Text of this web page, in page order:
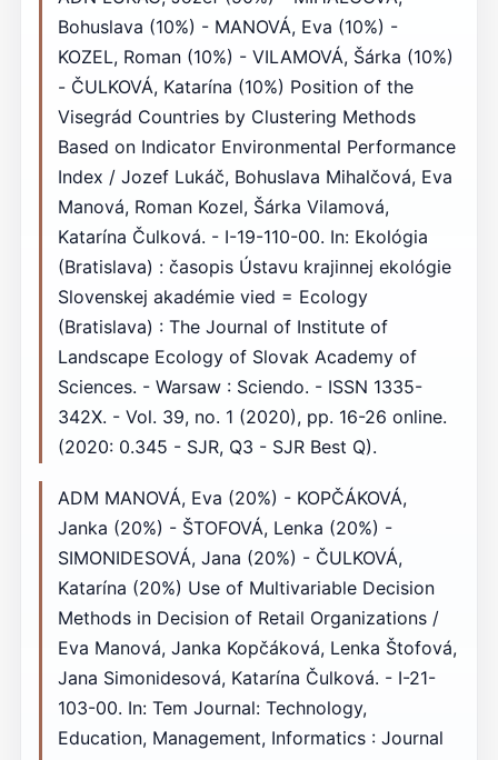
Bohuslava (10%) - MANOVÁ, Eva (10%) -
KOZEL, Roman (10%) - VILAMOVÁ, Šárka (10%)
- ČULKOVÁ, Katarína (10%) Position of the
Visegrád Countries by Clustering Methods
Based on Indicator Environmental Performance
Index / Jozef Lukáč, Bohuslava Mihalčová, Eva
Manová, Roman Kozel, Šárka Vilamová,
Katarína Čulková. - I-19-110-00. In: Ekológia
(Bratislava) : časopis Ústavu krajinnej ekológie
Slovenskej akadémie vied = Ecology
(Bratislava) : The Journal of Institute of
Landscape Ecology of Slovak Academy of
Sciences. - Warsaw : Sciendo. - ISSN 1335-
342X. - Vol. 39, no. 1 (2020), pp. 16-26 online.
(2020: 0.345 - SJR, Q3 - SJR Best Q).
ADM MANOVÁ, Eva (20%) - KOPČÁKOVÁ,
Janka (20%) - ŠTOFOVÁ, Lenka (20%) -
SIMONIDESOVÁ, Jana (20%) - ČULKOVÁ,
Katarína (20%) Use of Multivariable Decision
Methods in Decision of Retail Organizations /
Eva Manová, Janka Kopčáková, Lenka Štofová,
Jana Simonidesová, Katarína Čulková. - I-21-
103-00. In: Tem Journal: Technology,
Education, Management, Informatics : Journal